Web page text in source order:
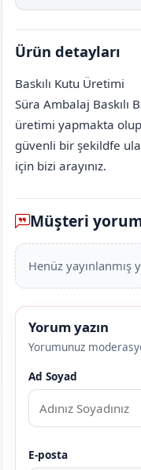
Ürün detayları
Baskılı Kutu Üretimi
Süra Ambalaj Baskılı
üretimi yapmakta
güvenli bir şekildfe
için bizi arayınız.
Müşteri
Henüz
Yorum yazın
Yorumunuz
Ad Soyad
E-posta